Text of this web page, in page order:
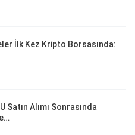
İlk Kez Kripto Borsasında:
Satın Alımı Sonrasında